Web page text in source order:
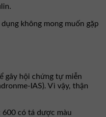
không mong muốn gặp
gây hội chứng tự miễn
IAS). Vì vậy, thận
có tá dược màu